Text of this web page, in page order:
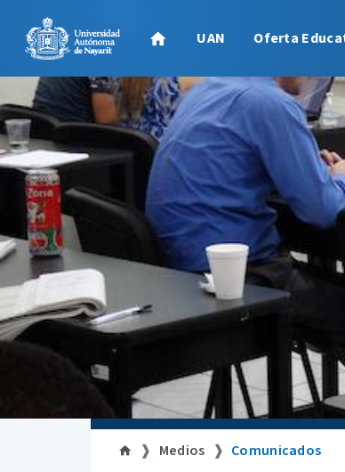
UAN Oferta
Medios Comunicados